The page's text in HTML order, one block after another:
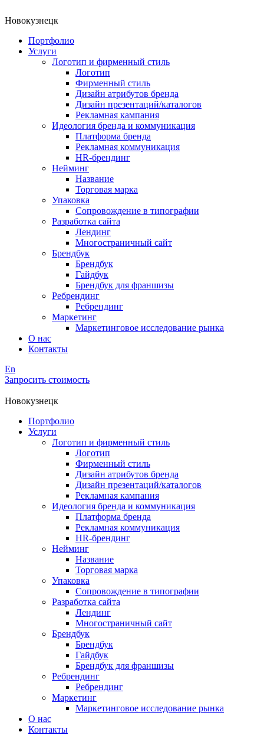
Новокузнецк
Портфолио
Услуги
Логотип и фирменный стиль
Логотип
Фирменный стиль
Дизайн атрибутов бренда
Дизайн презентаций/каталогов
Рекламная кампания
Идеология бренда и коммуникация
Платформа бренда
Рекламная коммуникация
HR-брендинг
Нейминг
Название
Торговая марка
Упаковка
Сопровождение в типографии
Разработка сайта
Лендинг
Многостраничный сайт
Брендбук
Брендбук
Гайдбук
Брендбук для франшизы
Ребрендинг
Ребрендинг
Маркетинг
Маркетинговое исследование рынка
О нас
Контакты
En
Запросить стоимость
Новокузнецк
Портфолио
Услуги
Логотип и фирменный стиль
Логотип
Фирменный стиль
Дизайн атрибутов бренда
Дизайн презентаций/каталогов
Рекламная кампания
Идеология бренда и коммуникация
Платформа бренда
Рекламная коммуникация
HR-брендинг
Нейминг
Название
Торговая марка
Упаковка
Сопровождение в типографии
Разработка сайта
Лендинг
Многостраничный сайт
Брендбук
Брендбук
Гайдбук
Брендбук для франшизы
Ребрендинг
Ребрендинг
Маркетинг
Маркетинговое исследование рынка
О нас
Контакты